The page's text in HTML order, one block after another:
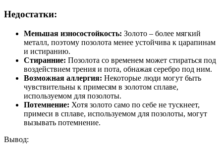
Недостатки:
Меньшая износостойкость: Золото – более мягкий
металл, поэтому позолота менее устойчива к царапинам
и истиранию.
Стиранние: Позолота со временем может стираться под
воздействием трения и пота, обнажая серебро под ним.
Возможная аллергия: Некоторые люди могут быть
чувствительны к примесям в золотом сплаве,
используемом для позолоты.
Потемнение: Хотя золото само по себе не тускнеет,
примеси в сплаве, используемом для позолоты, могут
вызывать потемнение.
Вывод: